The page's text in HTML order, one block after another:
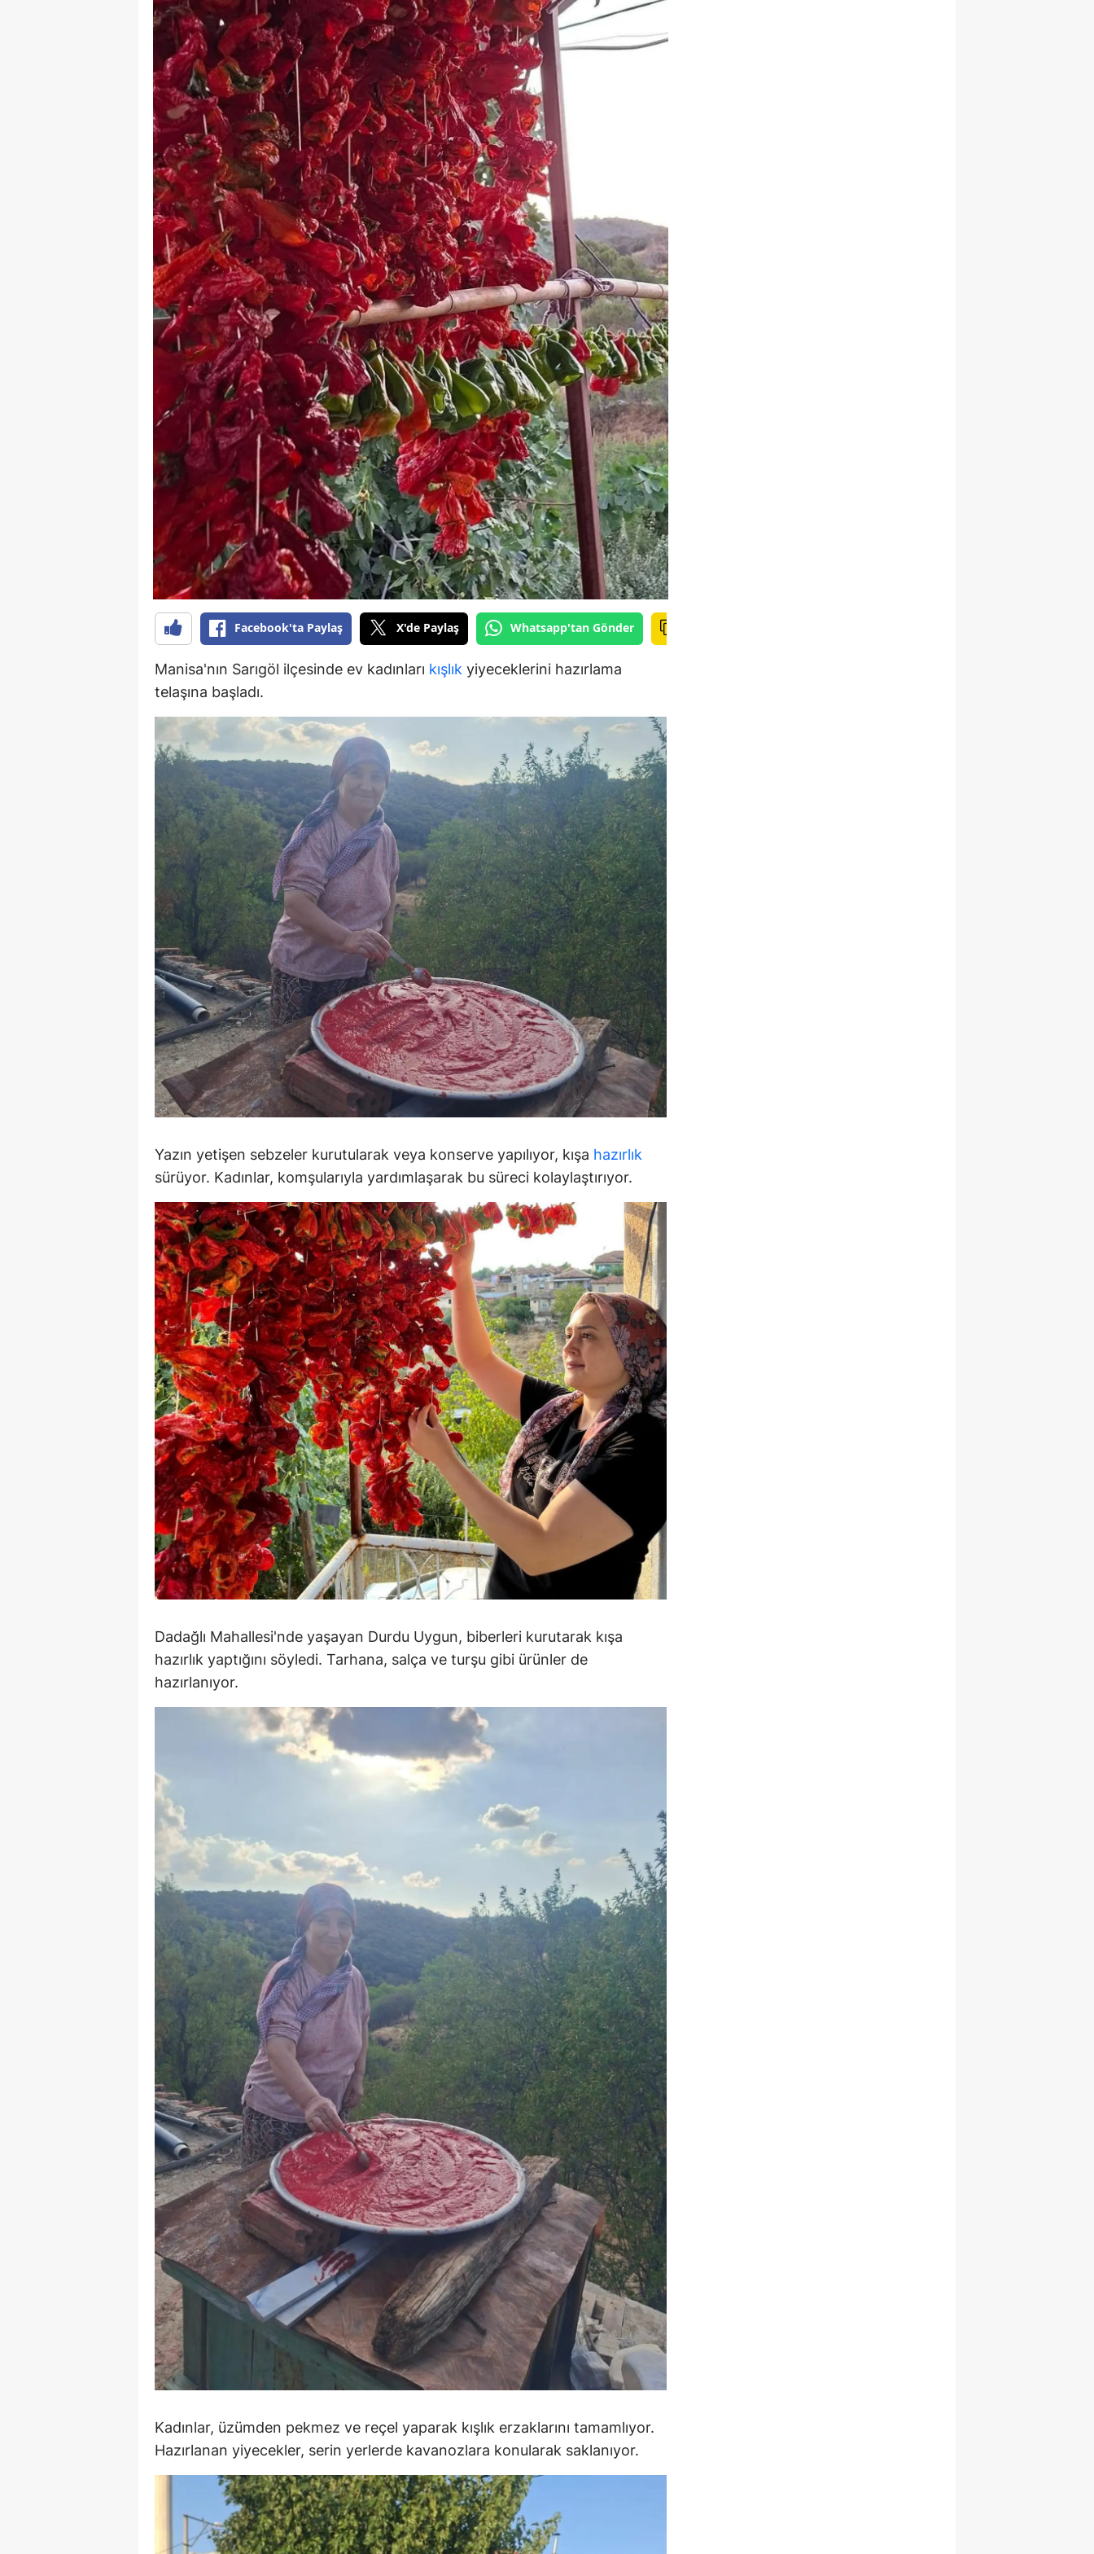
Bilecik
Bingöl
Bitlis
Bolu
Burdur
Bursa
Çanakkale
Çankırı
Çorum
Denizli
Diyarbakır
Edirne
Elazığ
Erzincan
Erzurum
Eskişehir
Gaziantep
Giresun
Gümüşhane
Isparta
Mersin
İstanbul
İzmir
Kars
Kastamonu
Kayseri
Kırklareli
Kırşehir
Kocaeli
Konya
Kütahya
Malatya
Manisa
Kahramanmaraş
Mardin
Muğla
Muş
Nevşehir
Niğde
Ordu
Rize
Sakarya
Samsun
Siirt
Sinop
Sivas
Tokat
Şanlıurfa
Yozgat
Zonguldak
Bayburt
Karaman
Kırıkkale
Batman
Şırnak
Bartın
Ardahan
Iğdır
Yalova
Karabük
Osmaniye
Düzce
Facebook'ta Paylaş X'de Paylaş Whatsapp'tan Gönder
Manisa'nın Sarıgöl ilçesinde ev kadınları kışlık yiyeceklerini hazırlama
telaşına başladı.
Yazın yetişen sebzeler kurutularak veya konserve yapılıyor, kışa hazırlık
sürüyor. Kadınlar, komşularıyla yardımlaşarak bu süreci kolaylaştırıyor.
Dadağlı Mahallesi'nde yaşayan Durdu Uygun, biberleri kurutarak kışa
hazırlık yaptığını söyledi. Tarhana, salça ve turşu gibi ürünler de
hazırlanıyor.
Kadınlar, üzümden pekmez ve reçel yaparak kışlık erzaklarını tamamlıyor.
Hazırlanan yiyecekler, serin yerlerde kavanozlara konularak saklanıyor.